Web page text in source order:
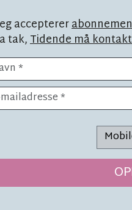
accepterer
tak,Tidende må
på
vi finde